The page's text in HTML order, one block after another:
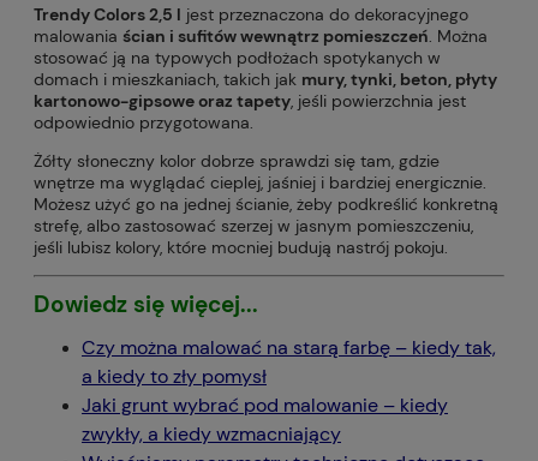
Trendy Colors 2,5 l jest przeznaczona do dekoracyjnego
malowania ścian i sufitów wewnątrz pomieszczeń . Można
stosować ją na typowych podłożach spotykanych w
domach i mieszkaniach, takich jak mury, tynki, beton, płyty
kartonowo-gipsowe oraz tapety , jeśli powierzchnia jest
odpowiednio przygotowana.
Żółty słoneczny kolor dobrze sprawdzi się tam, gdzie
wnętrze ma wyglądać cieplej, jaśniej i bardziej energicznie.
Możesz użyć go na jednej ścianie, żeby podkreślić konkretną
strefę, albo zastosować szerzej w jasnym pomieszczeniu,
jeśli lubisz kolory, które mocniej budują nastrój pokoju.
Dowiedz się więcej...
Czy można malować na starą farbę – kiedy tak,
a kiedy to zły pomysł
Jaki grunt wybrać pod malowanie – kiedy
zwykły, a kiedy wzmacniający